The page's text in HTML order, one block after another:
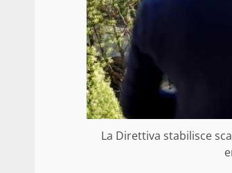
La Direttiva stabilisce